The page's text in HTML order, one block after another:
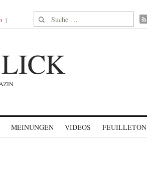
Suche nach:
MEINUNGEN VIDEOS FEUILLETON